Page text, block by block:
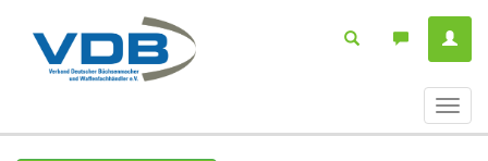
ein-/